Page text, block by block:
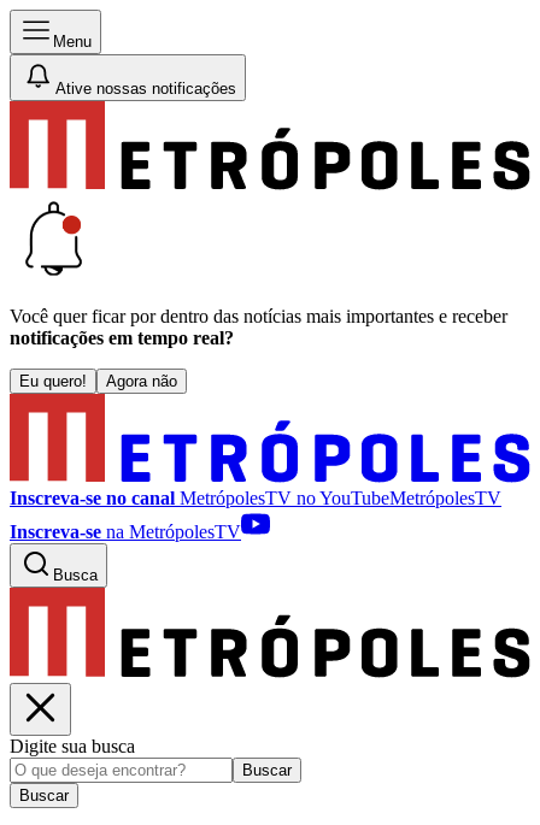
Menu
Ative nossas notificações
Você quer ficar por dentro das notícias mais importantes e receber
notificações em tempo real?
Eu quero! Agora não
Inscreva-se no canal MetrópolesTV noYouTubeMetrópolesTV
Inscreva-se na MetrópolesTV
Busca
Digite sua busca
Buscar
Buscar